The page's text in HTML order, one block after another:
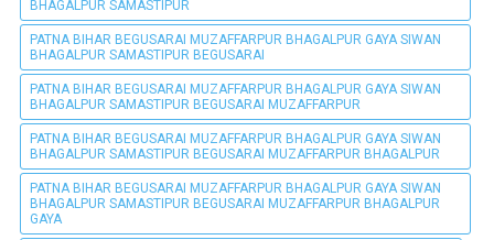
BHAGALPUR SAMASTIPUR
PATNA BIHAR BEGUSARAI MUZAFFARPUR BHAGALPUR GAYA SIWAN
BHAGALPUR SAMASTIPUR BEGUSARAI
PATNA BIHAR BEGUSARAI MUZAFFARPUR BHAGALPUR GAYA SIWAN
BHAGALPUR SAMASTIPUR BEGUSARAI MUZAFFARPUR
PATNA BIHAR BEGUSARAI MUZAFFARPUR BHAGALPUR GAYA SIWAN
BHAGALPUR SAMASTIPUR BEGUSARAI MUZAFFARPUR BHAGALPUR
PATNA BIHAR BEGUSARAI MUZAFFARPUR BHAGALPUR GAYA SIWAN
BHAGALPUR SAMASTIPUR BEGUSARAI MUZAFFARPUR BHAGALPUR
GAYA